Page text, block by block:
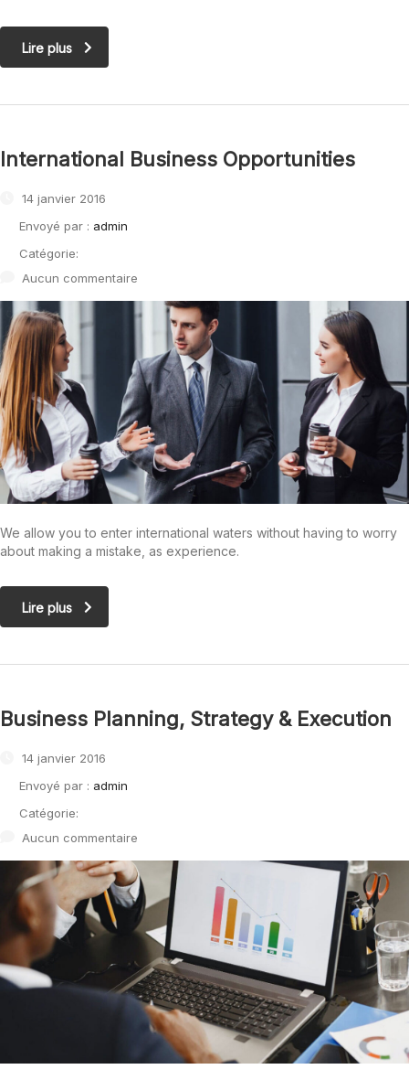
Lire plus
International Business Opportunities
14 janvier 2016
Envoyé par : admin
Catégorie:
Aucun commentaire
We allow you to enter international waters without having to worry
about making a mistake, as experience.
Lire plus
Business Planning, Strategy & Execution
14 janvier 2016
Envoyé par : admin
Catégorie:
Aucun commentaire